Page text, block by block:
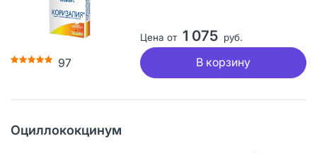
97
Цена от 1 075 руб.
В корзину
Оциллококцинум